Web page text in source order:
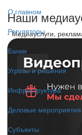
О главном
Регуляторы
Банки
Угрозы и решения
Инфраструктура
Деловые мероприятия
Субъекты
Наши
- Медиауслуги,